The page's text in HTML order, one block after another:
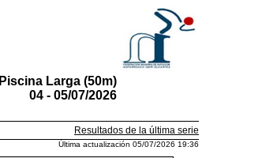
Piscina Larga (50m)
04 - 05/07/2026
Resultados de la última serie
Última actualización 05/07/2026 19:36